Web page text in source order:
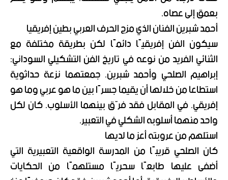
بعمق إلى عصاه.
أحمد شبرين الفنان الذي مزج الحرف العربي بطين إفريقيا
سيكون الفن إفريقيًا دائمًا لكن بطريقة مختلفة مع
الثنائي الفريد من نوعه في تاريخ الفن التشكيلي السوداني:
إبراهيم الصلحي وأحمد شبرين. جمعتهما نزعة حداثوية
استطاعا من خلالها أن يقيما جسرًا بين ما هو عربي وما هو
إفريقي. في المقابل فقد فرّق بينهما الأسلوب. كان لكل
واحد منهما أسلوبه الشكلي في التعبير.
استلهم من عروبته أعز ما لديها
كان الصلحي قريبًا من المدرسة الواقعية التعبيرية التي
أضفى عليها طابعًا سحريًا مستلهمًا من الحكايات